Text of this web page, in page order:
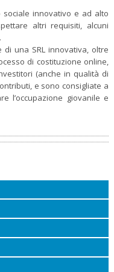
innovativo e ad alto
altri requisiti, alcuni
una SRL innovativa, oltre
di costituzione online,
(anche in qualità di
e sono consigliate a
l’occupazione giovanile e